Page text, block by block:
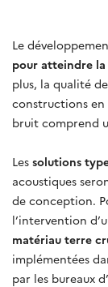
Le
pour atteindre
plus, la qualité
constructions en
bruit comprend
Les solutions
acoustiques
de conception.
l’intervention
matériau terre
implémentées
par les bureaux